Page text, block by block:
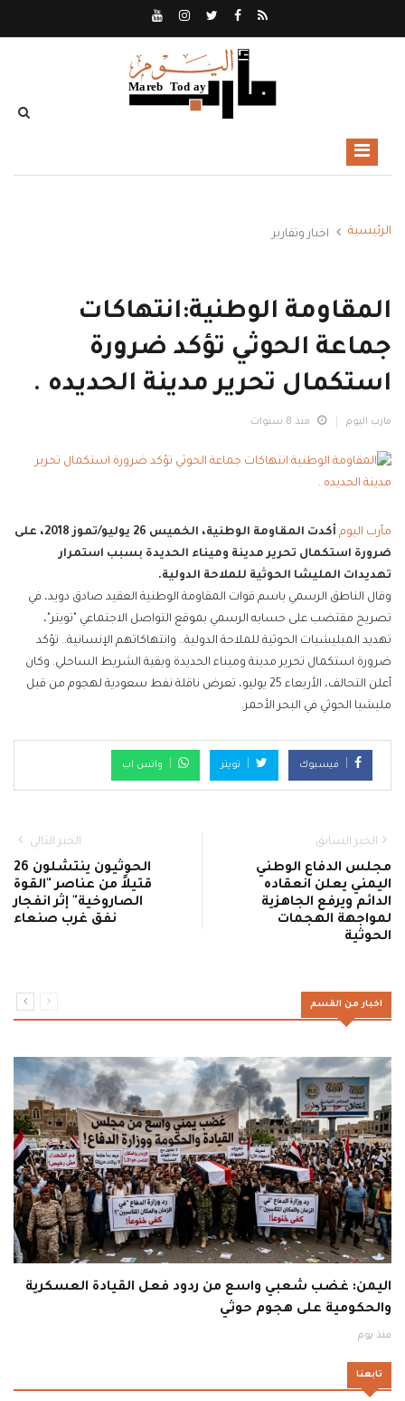
الرئيسية اخبار وتقارير
المقاومة الوطنية:انتهاكات
جماعة الحوثي تؤكد ضرورة
استكمال تحرير مدينة الحديده .
مارب اليوم منذ 8 سنوات
مأرب اليوم
أكدت المقاومة الوطنية، الخميس 26 يوليو/تموز 2018، على
ضرورة استكمال تحرير مدينة وميناء الحديدة بسبب استمرار
تهديدات المليشا الحوثية للملاحة الدولية.
وقال الناطق الرسمي باسم قوات المقاومة الوطنية العقيد صادق دويد، في
تصريح مقتضب على حسابه الرسمي بموقع التواصل الاجتماعي "تويتر"،
تهديد الميليشيات الحوثية للملاحة الدولية.. وانتهاكاتهم الإنسانية.. تؤكد
ضرورة استكمال تحرير مدينة وميناء الحديدة وبقية الشريط الساحلي. وكان
أعلن التحالف، الأربعاء 25 يوليو، تعرض ناقلة نفط سعودية لهجوم من قبل
مليشيا الحوثي في البحر الأحمر.
فيسبوك تويتر واتس اب
الخبر السابق
مجلس الدفاع الوطني
اليمني يعلن انعقاده
الدائم ويرفع الجاهزية
لمواجهة الهجمات
الحوثية
الخبر التالي
الحوثيون ينتشلون 26
قتيلاً من عناصر "القوة
الصاروخية" إثر انفجار
نفق غرب صنعاء
اخبار من القسم
اليمن: غضب شعبي واسع من ردود فعل القيادة العسكرية
والحكومية على هجوم حوثي
منذ يوم
تابعنا